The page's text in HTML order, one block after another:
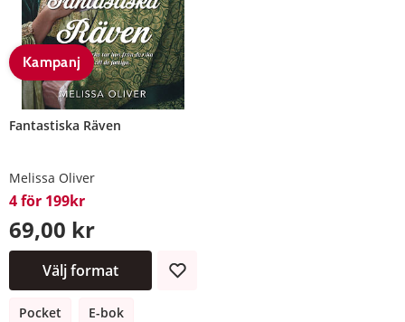
Kampanj
Fantastiska Räven
Melissa Oliver
4 för 199kr
69,00 kr
Välj format
Pocket E-bok